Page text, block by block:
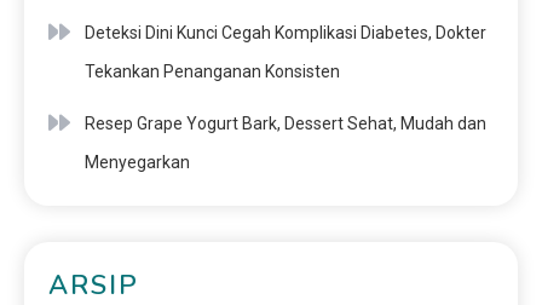
Deteksi Dini Kunci Cegah Komplikasi Diabetes, Dokter
Tekankan Penanganan Konsisten
Resep Grape Yogurt Bark, Dessert Sehat, Mudah dan
Menyegarkan
ARSIP